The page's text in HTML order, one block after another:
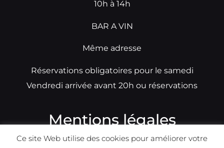
10h à 14h
BAR A VIN
Même adresse
Réservations obligatoires pour le samedi
Vendredi arrivée avant 20h ou réservations
Mentions légales
Ce site Web utilise des cookies pour améliorer votre